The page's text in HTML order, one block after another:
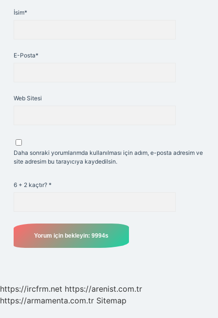
İsim*
E-Posta*
Web Sitesi
Daha sonraki yorumlarımda kullanılması için adım, e-posta adresim ve
site adresim bu tarayıcıya kaydedilsin.
6 + 2 kaçtır? *
https://ircfrm.net https://arenist.com.tr
https://armamenta.com.tr Sitemap